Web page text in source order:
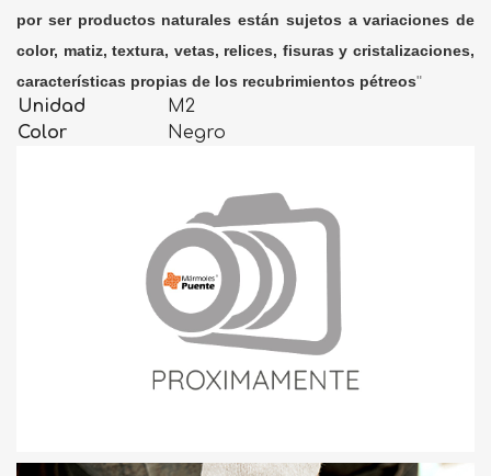
por ser productos naturales están sujetos a variaciones de
color, matiz, textura, vetas, relices, fisuras y cristalizaciones,
características propias de los recubrimientos pétreos"
Unidad
M2
Color
Negro